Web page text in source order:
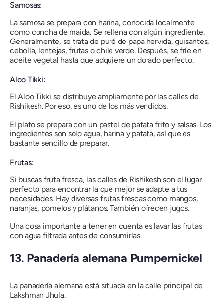
Samosas:
La samosa se prepara con harina, conocida localmente
como concha de maida. Se rellena con algún ingrediente.
Generalmente, se trata de puré de papa hervida, guisantes,
cebolla, lentejas, frutas o chile verde. Después, se fríe en
aceite vegetal hasta que adquiere un dorado perfecto.
Aloo Tikki:
El Aloo Tikki se distribuye ampliamente por las calles de
Rishikesh. Por eso, es uno de los más vendidos.
El plato se prepara con un pastel de patata frito y salsas. Los
ingredientes son solo agua, harina y patata, así que es
bastante sencillo de preparar.
Frutas:
Si buscas fruta fresca, las calles de Rishikesh son el lugar
perfecto para encontrar la que mejor se adapte a tus
necesidades. Hay diversas frutas frescas como mangos,
naranjas, pomelos y plátanos. También ofrecen jugos.
Una cosa importante a tener en cuenta es lavar las frutas
con agua filtrada antes de consumirlas.
13. Panadería alemana Pumpernickel
La panadería alemana está situada en la calle principal de
Lakshman Jhula.